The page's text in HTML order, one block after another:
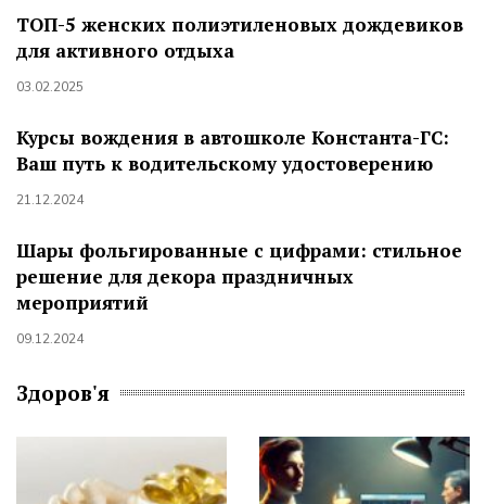
ТОП-5 женских полиэтиленовых дождевиков
для активного отдыха
03.02.2025
Курсы вождения в автошколе Константа-ГС:
Ваш путь к водительскому удостоверению
21.12.2024
Шары фольгированные с цифрами: стильное
решение для декора праздничных
мероприятий
09.12.2024
Здоров'я